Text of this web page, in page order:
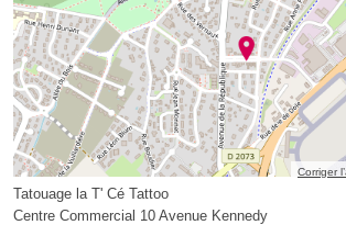
Corriger
Tatouage la T' Cé Tattoo
Centre Commercial 10 Avenue Kennedy